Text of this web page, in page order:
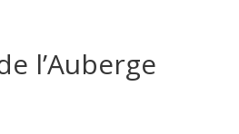
l’Auberge